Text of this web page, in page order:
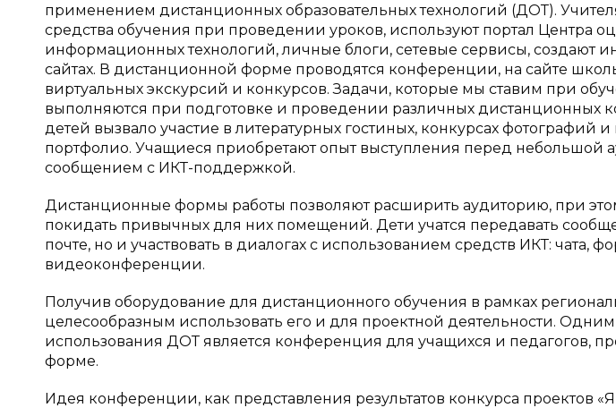
применением дистанционных образовательных технологий (ДОТ).
средства обучения при проведении уроков, используют портал Центра
информационных технологий, личные блоги, сетевые сервисы, создают
сайтах. В дистанционной форме проводятся конференции, на сайте
виртуальных экскурсий и конкурсов. Задачи, которые мы ставим при
выполняются при подготовке и проведении различных дистанционных
детей вызвало участие в литературных гостиных, конкурсах фотографий
портфолио. Учащиеся приобретают опыт выступления перед небольшой
сообщением с ИКТ-поддержкой.
Дистанционные формы работы позволяют расширить аудиторию, при
покидать привычных для них помещений. Дети учатся передавать
почте, но и участвовать в диалогах с использованием средств ИКТ: чата,
видеоконференции.
Получив оборудование для дистанционного обучения в рамках
целесообразным использовать его и для проектной деятельности.
использования ДОТ является конференция для учащихся и педагогов,
форме.
Идея конференции, как представления результатов конкурса проектов